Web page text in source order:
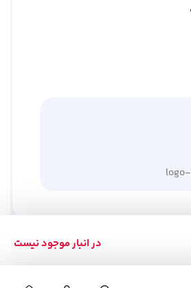
در انبار موجود نیست
وبسایت نوین ترازو می باشد